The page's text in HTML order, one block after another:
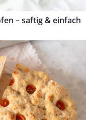
– saftig & einfach